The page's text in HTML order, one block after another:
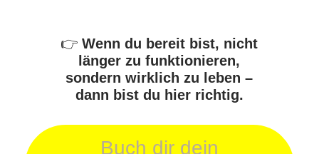
👉Wenn du bereit bist, nicht
länger zu funktionieren,
sondern wirklich zu leben –
dann bist du hier richtig.
Buch dir dein